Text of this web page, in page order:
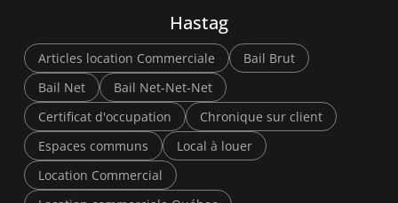
Hastag
Articles location Commerciale
Bail Brut
Bail Net
Bail Net-Net-Net
Certificat d'occupation
Chronique sur client
Espaces communs
Local à louer
Location Commercial